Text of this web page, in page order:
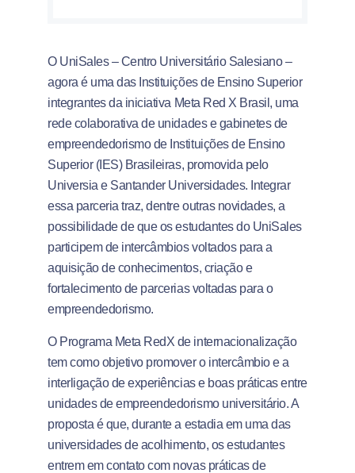
O UniSales – Centro Universitário Salesiano –
agora é uma das Instituições de Ensino Superior
integrantes da iniciativa Meta Red X Brasil, uma
rede colaborativa de unidades e gabinetes de
empreendedorismo de Instituições de Ensino
Superior (IES) Brasileiras, promovida pelo
Universia e Santander Universidades. Integrar
essa parceria traz, dentre outras novidades, a
possibilidade de que os estudantes do UniSales
participem de intercâmbios voltados para a
aquisição de conhecimentos, criação e
fortalecimento de parcerias voltadas para o
empreendedorismo.
O Programa Meta RedX de internacionalização
tem como objetivo promover o intercâmbio e a
interligação de experiências e boas práticas entre
unidades de empreendedorismo universitário. A
proposta é que, durante a estadia em uma das
universidades de acolhimento, os estudantes
entrem em contato com novas práticas de